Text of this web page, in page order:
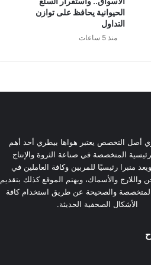
الحيوانية يحافظ على توازن
التداول
منذ 5 ساعات
أصل التخصص يعتبر هواها بيطري أحد أهم
المتخصصة في صناعة الثروة والإنتاج
منبرا رئيسيًا للمربين وكافة العاملين في
واللارج والأسماك، ويهتم الموقع كذلك بتقديم
والصحيحة عن طريق استخدام كافة
الأشكال الصحفية الحديثة.